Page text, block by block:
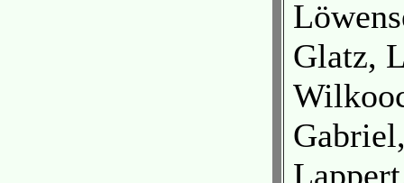
Glatz,